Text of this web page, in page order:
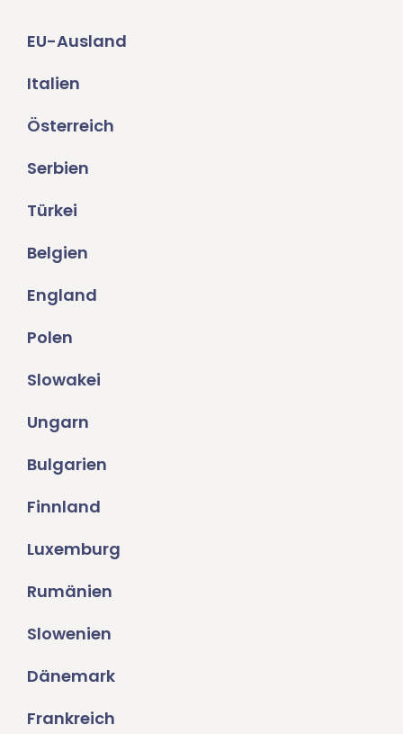
EU-Ausland
Italien
Österreich
Serbien
Türkei
Belgien
England
Polen
Slowakei
Ungarn
Bulgarien
Finnland
Luxemburg
Rumänien
Slowenien
Dänemark
Frankreich